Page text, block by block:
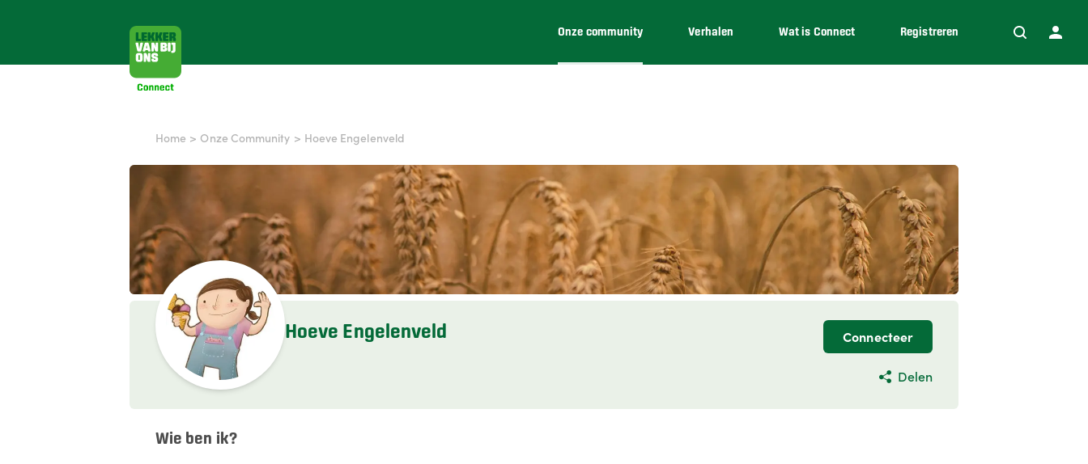
Onze community Verhalen Wat is Connect Registreren
Home > Onze Community > Hoeve Engelenveld
Hoeve Engelenveld Connecteer
Delen
Wie ben ik?